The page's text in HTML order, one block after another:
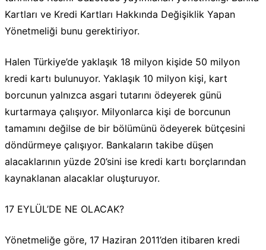
Kartları ve Kredi Kartları Hakkında Değişiklik Yapan
Yönetmeliği bunu gerektiriyor.
Halen Türkiye’de yaklaşık 18 milyon kişide 50 milyon
kredi kartı bulunuyor. Yaklaşık 10 milyon kişi, kart
borcunun yalnızca asgari tutarını ödeyerek günü
kurtarmaya çalışıyor. Milyonlarca kişi de borcunun
tamamını değilse de bir bölümünü ödeyerek bütçesini
döndürmeye çalışıyor. Bankaların takibe düşen
alacaklarının yüzde 20’sini ise kredi kartı borçlarından
kaynaklanan alacaklar oluşturuyor.
17 EYLÜL’DE NE OLACAK?
Yönetmeliğe göre, 17 Haziran 2011’den itibaren kredi